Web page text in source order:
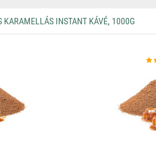
KARAMELLÁS INSTANT KÁVÉ, 1000G